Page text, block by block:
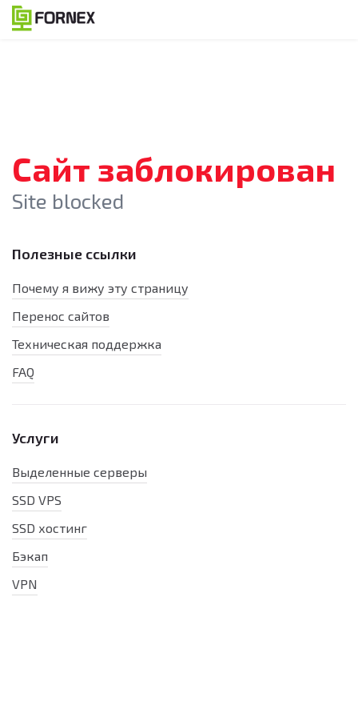
Сайт заблокирован
Site blocked
Полезные ссылки
Почему я вижу эту страницу
Перенос сайтов
Техническая поддержка
FAQ
Услуги
Выделенные серверы
SSD VPS
SSD хостинг
Бэкап
VPN